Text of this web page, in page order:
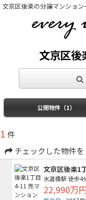
文京区後楽の分譲マンショ
文京区後
公開物件（1）
1 件
チェックした物件を
文京区後楽1
水道橋駅 徒歩4
22,990万